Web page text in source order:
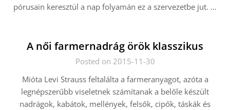
pórusain keresztül a nap folyamán ez a szervezetbe jut. …
A női farmernadrág örök klasszikus
Posted on 2015-11-30
Mióta Levi Strauss feltalálta a farmeranyagot, azóta a
legnépszerűbb viseletnek számítanak a belőle készült
nadrágok, kabátok, mellények, felsők, cipők, táskák és